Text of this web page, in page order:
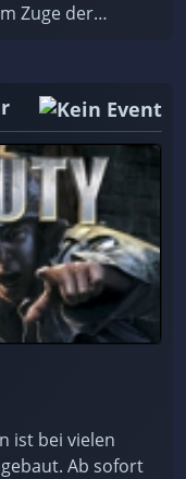
Zuge der
ist bei vielen
sofort